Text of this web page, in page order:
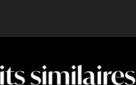
similaires